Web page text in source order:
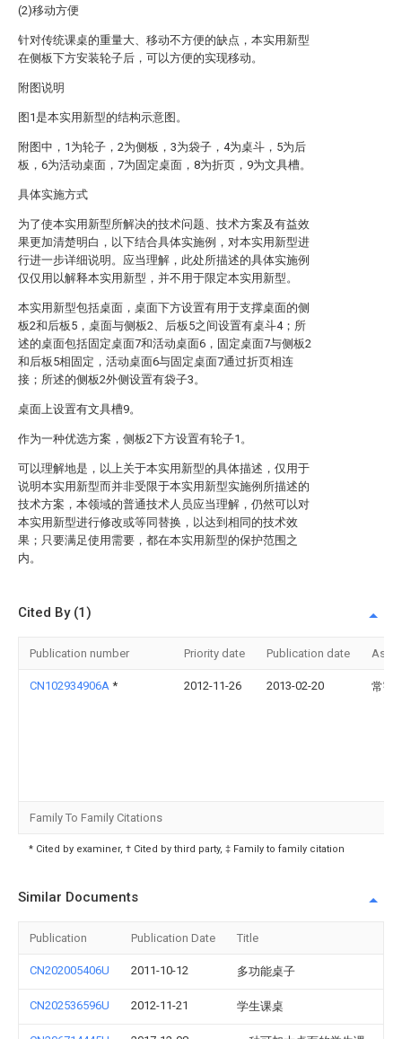
(2)移动方便
针对传统课桌的重量大、移动不方便的缺点，本实用新型
在侧板下方安装轮子后，可以方便的实现移动。
附图说明
图1是本实用新型的结构示意图。
附图中，1为轮子，2为侧板，3为袋子，4为桌斗，5为后
板，6为活动桌面，7为固定桌面，8为折页，9为文具槽。
具体实施方式
为了使本实用新型所解决的技术问题、技术方案及有益效
果更加清楚明白，以下结合具体实施例，对本实用新型进
行进一步详细说明。应当理解，此处所描述的具体实施例
仅仅用以解释本实用新型，并不用于限定本实用新型。
本实用新型包括桌面，桌面下方设置有用于支撑桌面的侧
板2和后板5，桌面与侧板2、后板5之间设置有桌斗4；所
述的桌面包括固定桌面7和活动桌面6，固定桌面7与侧板2
和后板5相固定，活动桌面6与固定桌面7通过折页相连
接；所述的侧板2外侧设置有袋子3。
桌面上设置有文具槽9。
作为一种优选方案，侧板2下方设置有轮子1。
可以理解地是，以上关于本实用新型的具体描述，仅用于
说明本实用新型而并非受限于本实用新型实施例所描述的
技术方案，本领域的普通技术人员应当理解，仍然可以对
本实用新型进行修改或等同替换，以达到相同的技术效
果；只要满足使用需要，都在本实用新型的保护范围之
内。
Cited By (1)
Publication number Priority date Publication date
CN102934906A * 2012-11-26 2013-02-20 常宇
Family To Family Citations
* Cited by examiner, † Cited by third party, ‡ Family to family citation
Similar Documents
Publication Publication Date Title
CN202005406U 2011-10-12 多功能桌子
CN202536596U 2012-11-21 学生课桌